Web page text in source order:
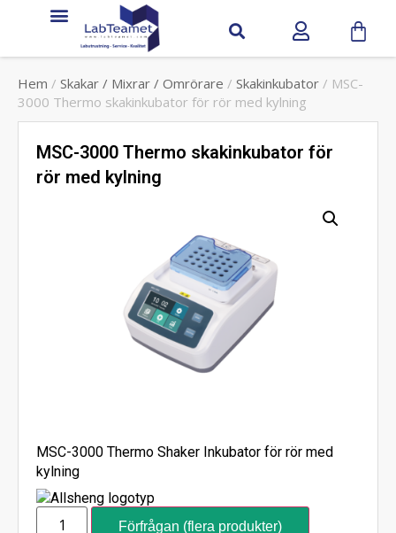
Hem / Skakar / Mixrar / Omrörare / Skakinkubator / MSC-
3000 Thermo skakinkubator för rör med kylning
MSC-3000 Thermo skakinkubator för
rör med kylning
MSC-3000 Thermo Shaker Inkubator för rör med
kylning
Förfrågan (flera produkter)